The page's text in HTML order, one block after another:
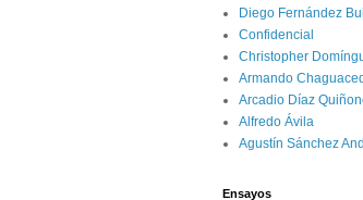
Diego Fernández
Confidencial
Christopher
Armando
Arcadio Díaz
Alfredo Ávila
Agustín Sánchez
Ensayos